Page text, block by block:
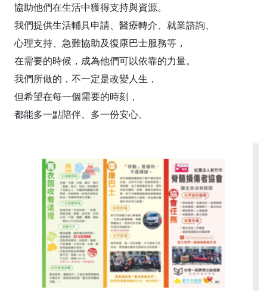
協助他們在生活中獲得支持與資源。
我們提供生活輔具申請、醫療轉介、就業諮詢、
心理支持、急難協助及復康巴士服務等，
在需要的時候，成為他們可以依靠的力量。
我們所做的，不一定是改變人生，
但希望在每一個需要的時刻，
都能多一點陪伴、多一份安心。